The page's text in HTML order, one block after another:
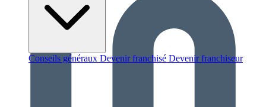
Conseils généraux Devenir franchisé Devenir franchiseur